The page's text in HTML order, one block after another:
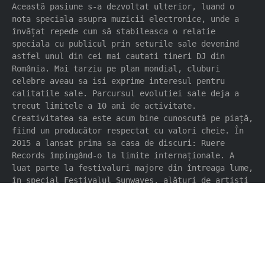
Această pasiune s-a dezvoltat ulterior, luand o
nota speciala asupra muzicii electronice, unde a
învățat repede cum să stabileasca o relatie
speciala cu publicul prin seturile sale devenind
astfel unul din cei mai cautati tineri DJ din
România. Mai tarziu pe plan mondial, cluburi
celebre aveau sa isi exprime interesul pentru
calitatile sale. Parcursul evolutiei sale deja a
trecut limitele a 10 ani de activitate.
Creativitatea sa este acum bine cunoscută pe piață,
fiind un producător respectat cu valori cheie. În
2015 a lansat prima sa casa de discuri: Ruere
Records împingând-o la limite internaționale. A
luat parte la festivaluri majore din întreaga lume,
în special Festivalul Sunwaves, alături de artiști